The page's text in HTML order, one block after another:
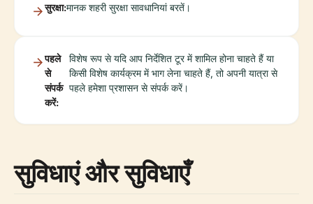
सुरक्षा:मानक शहरी सुरक्षा सावधानियां बरतें।
पहले
से
संपर्क
करें:
विशेष रूप से यदि आप निर्देशित टूर में शामिल होना चाहते हैं या
किसी विशेष कार्यक्रम में भाग लेना चाहते हैं, तो अपनी यात्रा से
पहले हमेशा प्रशासन से संपर्क करें।
सुविधाएं और सुविधाएँ